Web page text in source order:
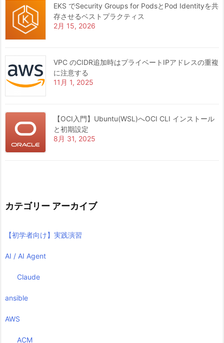
EKS でSecurity Groups for PodsとPod Identityを共
存させるベストプラクティス
2月 15, 2026
VPC のCIDR追加時はプライベートIPアドレスの重複
に注意する
11月 1, 2025
【OCI入門】Ubuntu(WSL)へOCI CLI インストール
と初期設定
8月 31, 2025
カテゴリー アーカイブ
【初学者向け】実践演習
AI / AI Agent
Claude
ansible
AWS
ACM